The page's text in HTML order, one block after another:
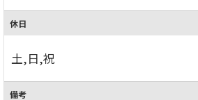
休日
土,日,祝
備考